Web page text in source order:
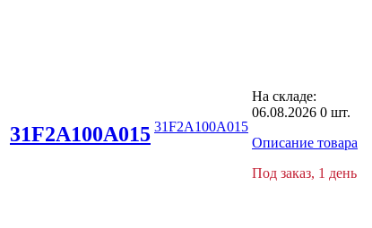
31F2A100A015 31F2A100A015
На складе:
06.08.2026 0 шт.
Описание товара
Под заказ, 1 день